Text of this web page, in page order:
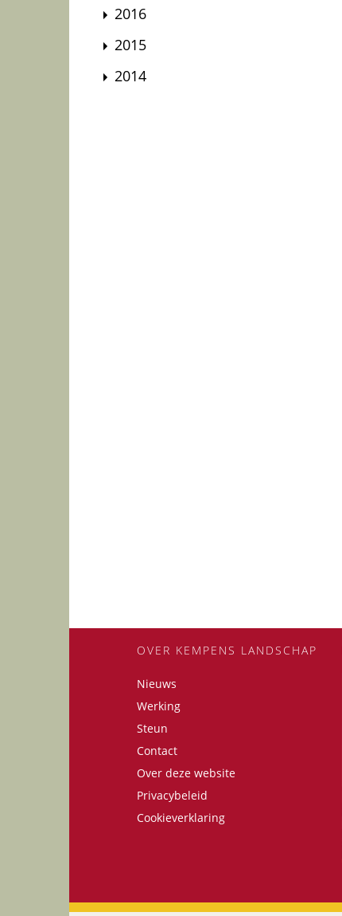
2016
2015
2014
OVER KEMPENS LANDSCHAP
Nieuws
Werking
Steun
Contact
Over deze website
Privacybeleid
Cookieverklaring